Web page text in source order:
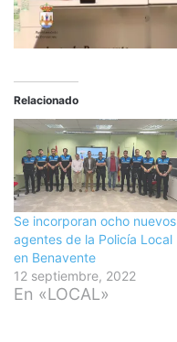
Relacionado
Se incorporan ocho nuevos
agentes de la Policía Local
en Benavente
12 septiembre, 2022
En «LOCAL»